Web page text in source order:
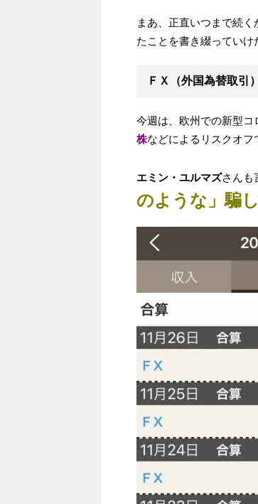
まあ、正直いつまで続
たことを書き綴っていけ
ＦＸ（外国為替取引
今週は、欧州での新型コ
株などによるリスクオ
エミン・ユルマズさんも
のような」騙